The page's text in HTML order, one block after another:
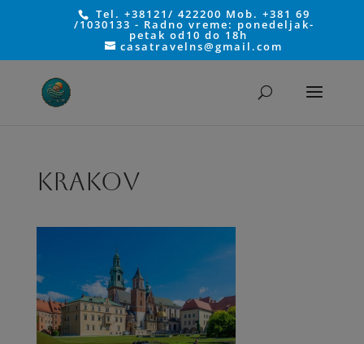
Tel. +38121/ 422200 Mob. +381 69
/1030133 - Radno vreme: ponedeljak-
petak od10 do 18h
casatravelns@gmail.com
KRAKOV